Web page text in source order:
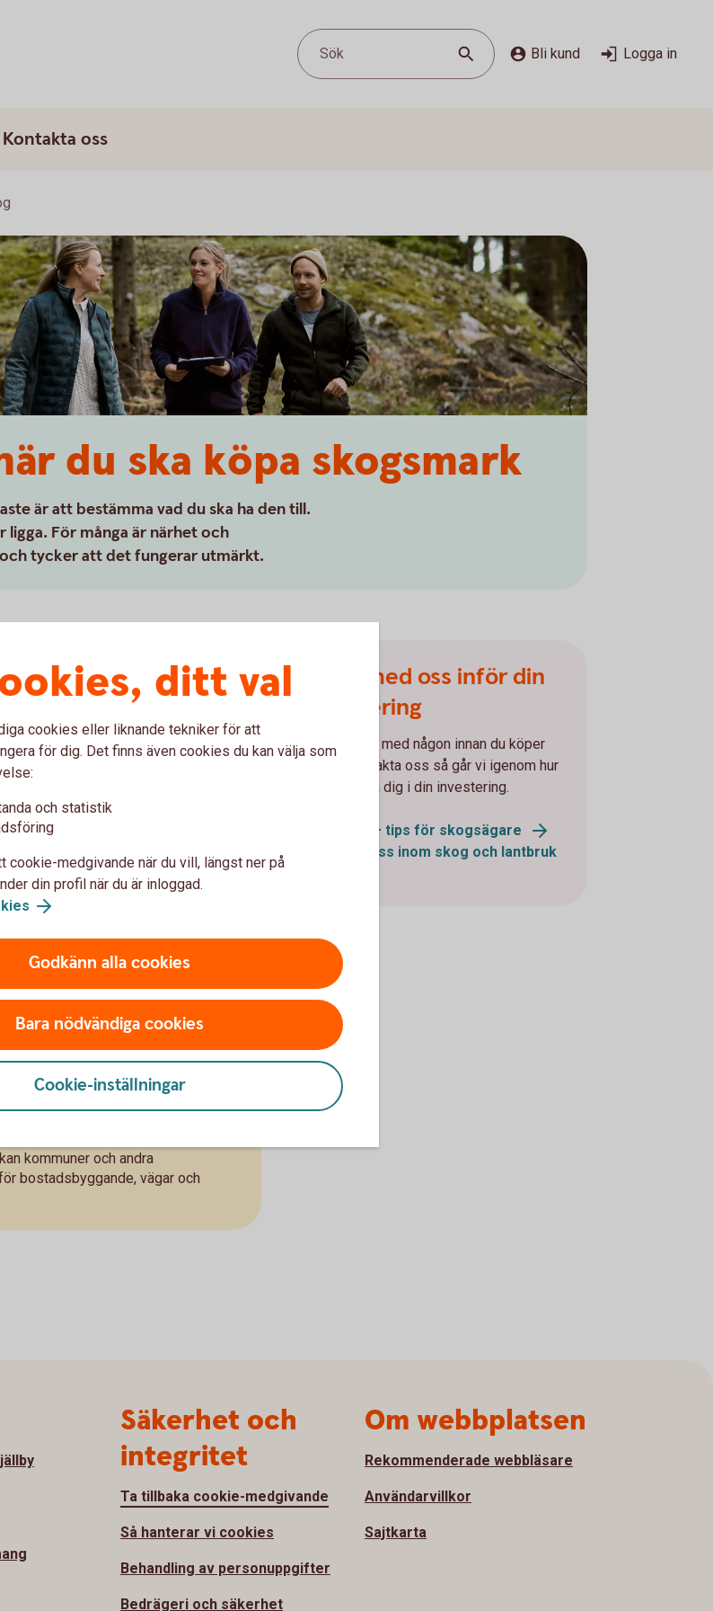
Sök Bli kund Logga in
Kontakta oss
du ska köpa skogsmark
är att bestämma vad du ska ha den till.
ligga. För många är närhet och
tycker att det fungerar utmärkt.
bra skog på distans bör du
norr till söder och är gärna
och vi kan även tipsa
Jansson, skogsspecialist
den väl.Är skogen löpande
produktionsförmåga – den
att tillväxten i princip är
och prospekt.
för en bedömning på plats.
är marken kuperad?
kontakt med banken i tid.
kommuner och andra
bostadsbyggande, vägar och
Prata med oss inför din
investering
Vill du prata med någon innan du köper
skog? Kontakta oss så går vi igenom hur
vi kan hjälpa dig i din investering.
Äga skog – tips för skogsägare
Kontakta oss inom skog och lantbruk
ditt val
cookies eller liknande tekniker för att
för dig. Det finns även cookies du kan välja som
och statistik
cookie-medgivande när du vill, längst ner på
din profil när du är inloggad.
Godkänn alla cookies
Bara nödvändiga cookies
Cookie-inställningar
Säkerhet och
integritet
Ta tillbaka cookie-medgivande
Så hanterar vi cookies
Behandling av personuppgifter
Bedrägeri och säkerhet
Om webbplatsen
Rekommenderade webbläsare
Användarvillkor
Sajtkarta